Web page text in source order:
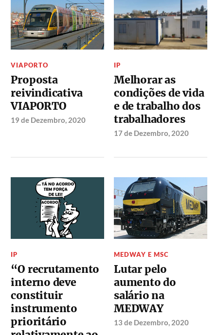
VIAPORTO
Proposta
reivindicativa
VIAPORTO
19 de Dezembro, 2020
IP
Melhorar as
condições de vida
e de trabalho dos
trabalhadores
17 de Dezembro, 2020
IP
“O recrutamento
interno deve
constituir
instrumento
prioritário
MEDWAY E MSC
Lutar pelo
aumento do
salário na
MEDWAY
13 de Dezembro, 2020